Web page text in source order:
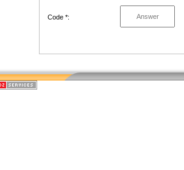
Code *: